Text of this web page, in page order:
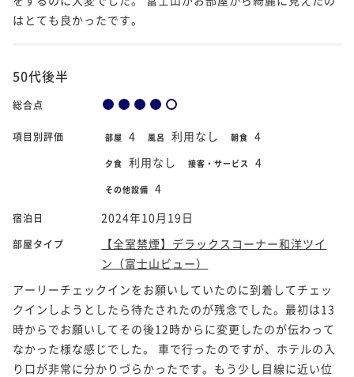
はとても良かったです。
50代後半
総合点
項目別評価 部屋 4 風呂 利用なし 朝食 4
夕食 利用なし 接客・サービス 4
その他設備 4
宿泊日 2024年10月19日
部屋タイプ
【全室禁煙】デラックスコーナー和洋ツイ
ン（富士山ビュー）
アーリーチェックインをお願いしていたのに到着してチェッ
クインしようとしたら待たされたのが残念でした。最初は13
時からでお願いしてその後12時からに変更したのが伝わって
なかった様な感じでした。 車で行ったのですが、ホテルの入
り口が非常に分かりづらかったです。もう少し目線に近い位